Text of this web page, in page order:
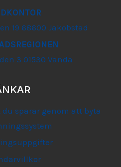
19 68600 Jakobstad
3 01530 Vanda
sparar genom att byta